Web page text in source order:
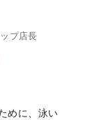
プ店長
めに、泳い